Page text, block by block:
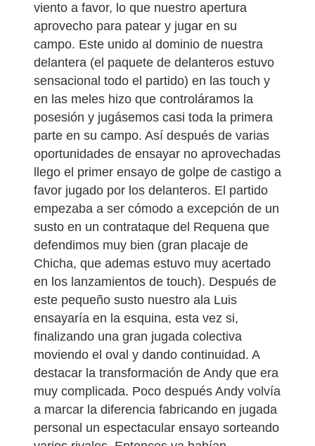
viento a favor, lo que nuestro apertura
aprovecho para patear y jugar en su
campo. Este unido al dominio de nuestra
delantera (el paquete de delanteros estuvo
sensacional todo el partido) en las touch y
en las meles hizo que controláramos la
posesión y jugásemos casi toda la primera
parte en su campo. Así después de varias
oportunidades de ensayar no aprovechadas
llego el primer ensayo de golpe de castigo a
favor jugado por los delanteros. El partido
empezaba a ser cómodo a excepción de un
susto en un contrataque del Requena que
defendimos muy bien (gran placaje de
Chicha, que ademas estuvo muy acertado
en los lanzamientos de touch). Después de
este pequeño susto nuestro ala Luis
ensayaría en la esquina, esta vez si,
finalizando una gran jugada colectiva
moviendo el oval y dando continuidad. A
destacar la transformación de Andy que era
muy complicada. Poco después Andy volvía
a marcar la diferencia fabricando en jugada
personal un espectacular ensayo sorteando